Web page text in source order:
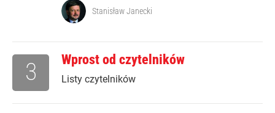
Stanisław Janecki
Wprost od czytelników
Listy czytelników
3